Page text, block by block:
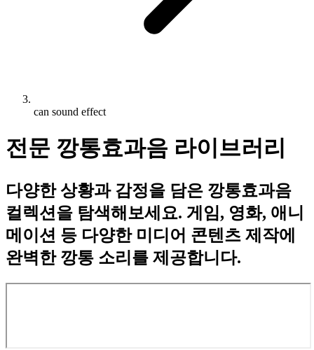
can sound effect
전문 깡통효과음 라이브러리
다양한 상황과 감정을 담은 깡통효과음
컬렉션을 탐색해보세요. 게임, 영화, 애니
메이션 등 다양한 미디어 콘텐츠 제작에
완벽한 깡통 소리를 제공합니다.